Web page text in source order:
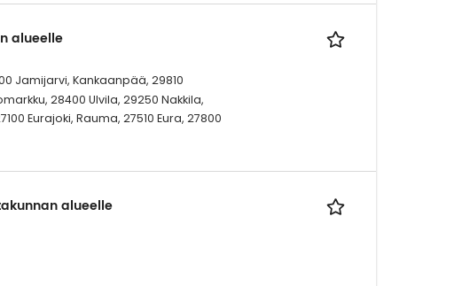
alueelle
Jamijarvi, Kankaanpää, 29810
28400 Ulvila, 29250 Nakkila,
Eurajoki, Rauma, 27510 Eura, 27800
alueelle